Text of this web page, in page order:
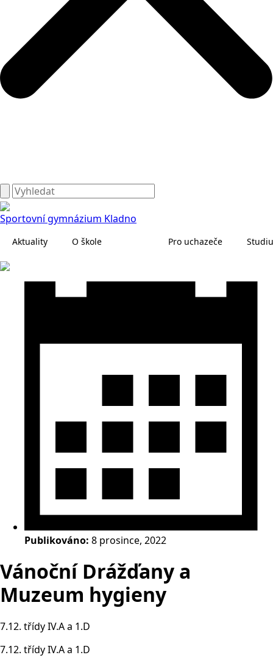
Sportovní gymnázium Kladno
Aktuality O škole Pro uchazeče
Publikováno: 8 prosince, 2022
Vánoční Drážďany a
Muzeum hygieny
7.12. třídy IV.A a 1.D
7.12. třídy IV.A a 1.D